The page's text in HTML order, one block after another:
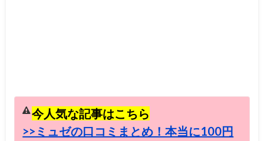
今人気な記事はこちら
>>ミュゼの口コミまとめ！本当に100円